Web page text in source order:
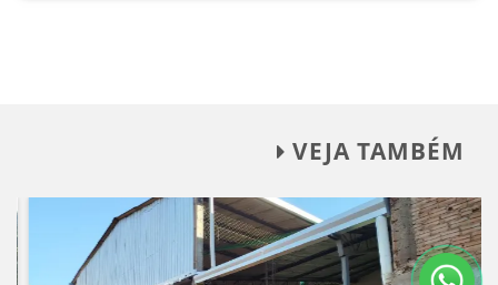
VEJA TAMBÉM